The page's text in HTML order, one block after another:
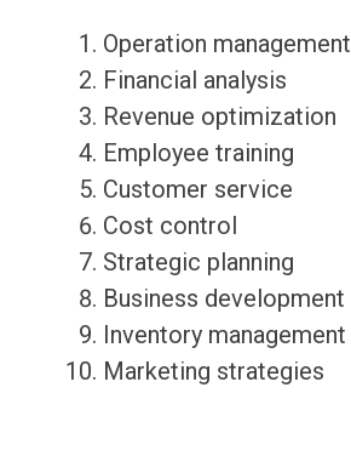
Operation management
Financial analysis
Revenue optimization
Employee training
Customer service
Cost control
Strategic planning
Business development
Inventory management
Marketing strategies